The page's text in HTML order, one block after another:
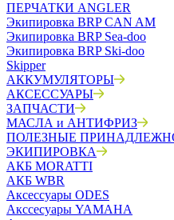
ПЕРЧАТКИ ANGLER
Экипировка BRP CAN AM
Экипировка BRP Sea-doo
Экипировка BRP Ski-doo
Skipper
АККУМУЛЯТОРЫ
АКСЕССУАРЫ
ЗАПЧАСТИ
МАСЛА и АНТИФРИЗ
ПОЛЕЗНЫЕ
ЭКИПИРОВКА
АКБ MORATTI
АКБ WBR
Аксессуары ODES
Акссесуары YAMAHA